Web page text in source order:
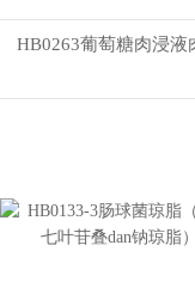
HB0263葡萄糖肉浸液